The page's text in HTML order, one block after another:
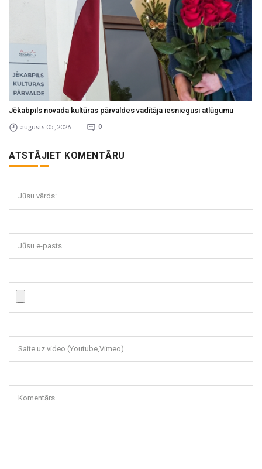
Jēkabpils novada kultūras pārvaldes vadītāja iesniegusi atlūgumu
augusts 05 , 2026 0
ATSTĀJIET KOMENTĀRU
Jūsu vārds:
Jūsu e-pasts
Saite uz video (Youtube,Vimeo)
Komentārs